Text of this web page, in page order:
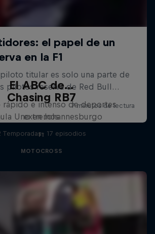
Chasing RB7
Uno en Johannesburgo
F1
El ABC de...
rápido e intenso de deportes
extremos
Temporadas · 17 episodios
MOTOCROSS